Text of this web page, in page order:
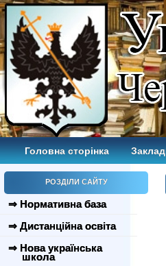
Головна сторінка
РОЗДІЛИ САЙТУ
⇒ Нормативна база
⇒ Дистанційна освіта
⇒ Нова українська
школа